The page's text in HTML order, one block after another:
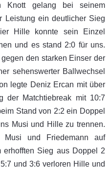
Knott gelang bei seinem
Leistung ein deutlicher Sieg
Hille konnte sein Einzel
und es stand 2:0 für uns.
den starken Einser der
sehenswerter Ballwechsel
legte Deniz Ercan mit über
der Matchtiebreak mit 10:7
Stand von 2:2 ein Doppel
Musi und Hille zu trennen.
Musi und Friedemann auf
erhofften Sieg aus Doppel 2
und 3:6 verloren Hille und